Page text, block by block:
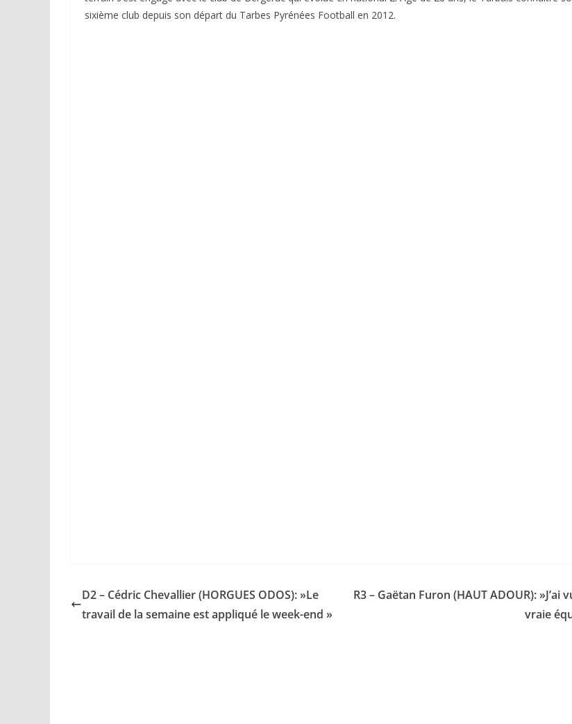
sixième club depuis son départ du Tarbes Pyrénées Football en 2012.
D2 – Cédric Chevallier (HORGUES ODOS): »Le
travail de la semaine est appliqué le week-end »
R3 – Gaëtan Furon (HAUT ADOUR): »J’ai
vraie